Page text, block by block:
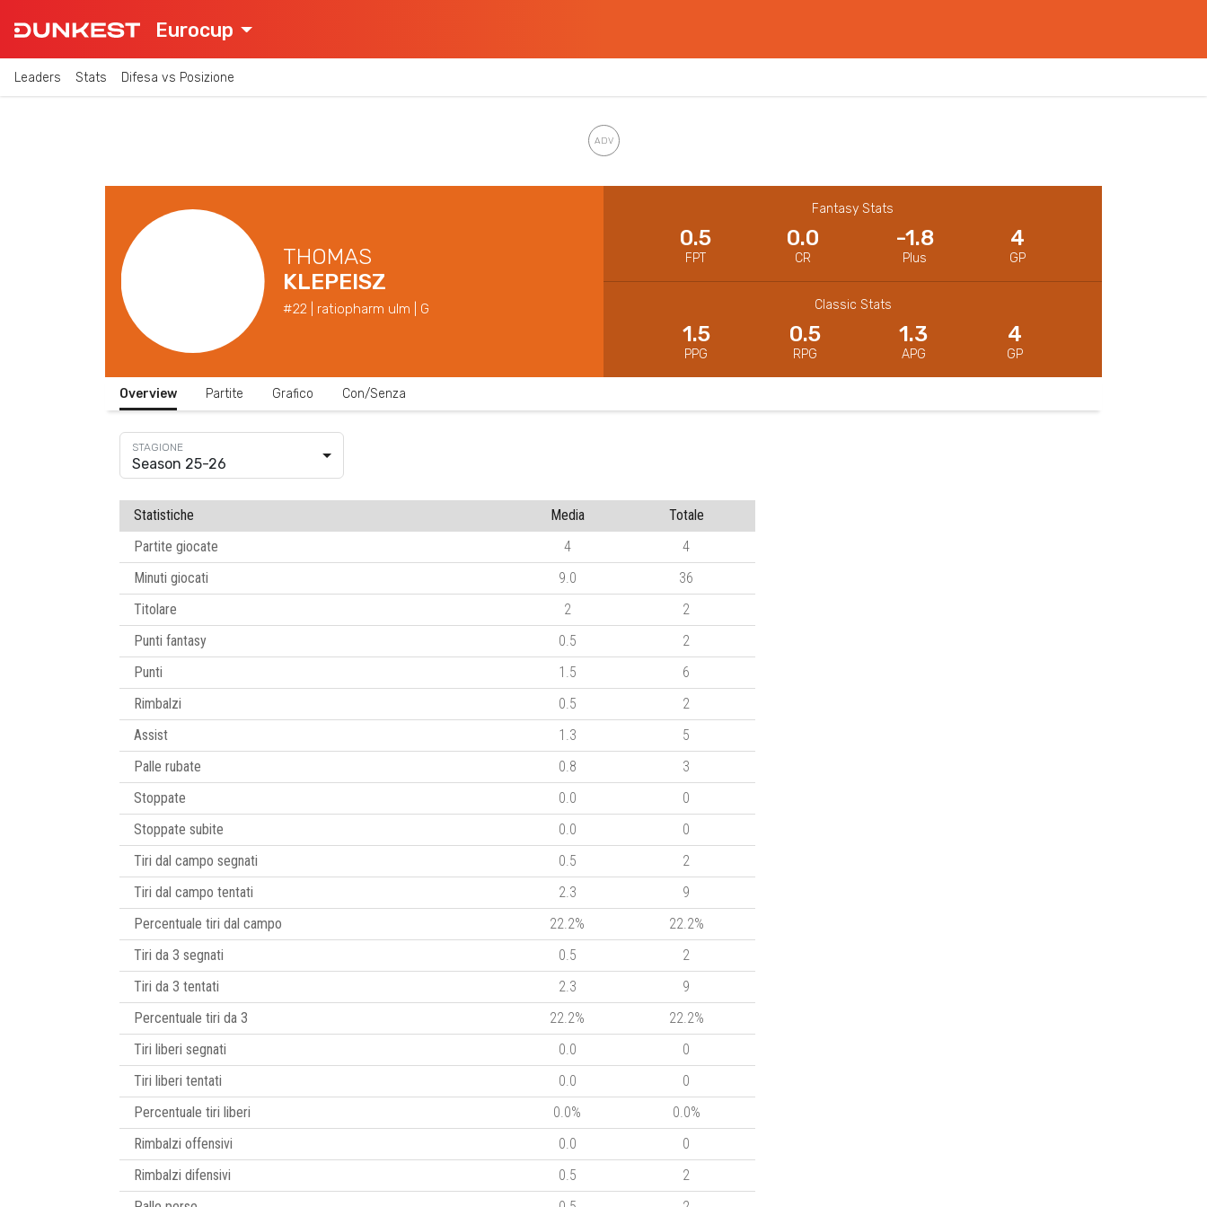
Eurocup
Leaders Stats Difesa vs Posizione
THOMAS
KLEPEISZ
#22 | ratiopharm ulm | G
Fantasy Stats
0.5
FPT
0.0
CR
-1.8
Plus
4
GP
Classic Stats
1.5
PPG
0.5
RPG
1.3
APG
4
GP
Overview Partite Grafico Con/Senza
Season 25-26
Statistiche Media
Totale
Partite giocate
4
4
Minuti giocati
9.0
36
Titolare
2
2
Punti fantasy
0.5
2
Punti
1.5
6
Rimbalzi
0.5
2
Assist
1.3
5
Palle rubate
0.8
3
Stoppate
0.0
0
Stoppate subite
0.0
0
Tiri dal campo segnati
0.5
2
Tiri dal campo tentati
2.3
9
Percentuale tiri dal campo
22.2%
22.2%
Tiri da 3 segnati
0.5
2
Tiri da 3 tentati
2.3
9
Percentuale tiri da 3
22.2%
22.2%
Tiri liberi segnati
0.0
0
Tiri liberi tentati
0.0
0
Percentuale tiri liberi
0.0%
0.0%
Rimbalzi offensivi
0.0
0
Rimbalzi difensivi
0.5
2